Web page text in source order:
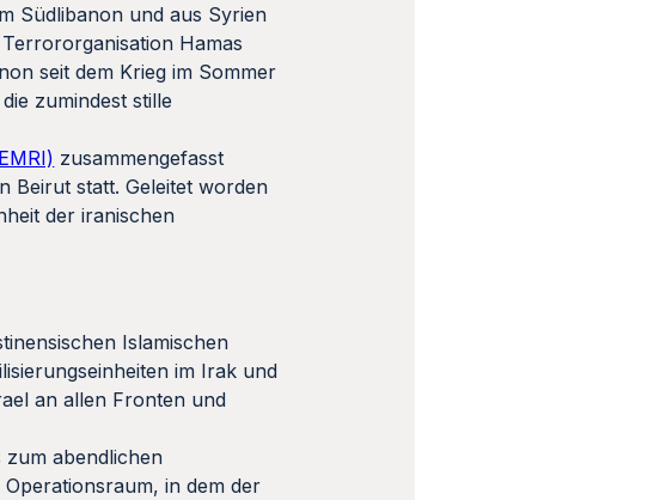
Südlibanon und aus Syrien
Hamas
seit dem Krieg im Sommer
zumindest stille
zusammengefasst
Beirut statt. Geleitet worden
der iranischen
Islamischen
im Irak und
an allen Fronten und
zum abendlichen
in dem der